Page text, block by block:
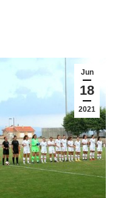
Jun
18
2021